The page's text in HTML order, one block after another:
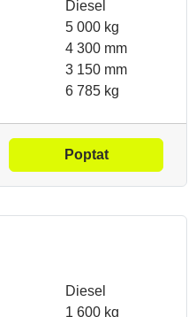
Diesel
5 000 kg
4 300 mm
3 150 mm
6 785 kg
Poptat
Diesel
1 600 kg